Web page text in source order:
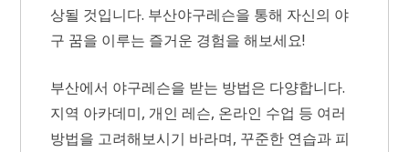
상될 것입니다. 부산야구레슨을 통해 자신의 야
구 꿈을 이루는 즐거운 경험을 해보세요!
부산에서 야구레슨을 받는 방법은 다양합니다.
지역 아카데미, 개인 레슨, 온라인 수업 등 여러
방법을 고려해보시기 바라며, 꾸준한 연습과 피